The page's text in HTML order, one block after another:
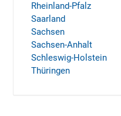
Rheinland-Pfalz
Saarland
Sachsen
Sachsen-Anhalt
Schleswig-Holstein
Thüringen